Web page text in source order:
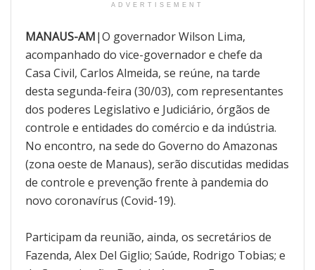
ADVERTISEMENT
MANAUS-AM|O governador Wilson Lima,
acompanhado do vice-governador e chefe da
Casa Civil, Carlos Almeida, se reúne, na tarde
desta segunda-feira (30/03), com representantes
dos poderes Legislativo e Judiciário, órgãos de
controle e entidades do comércio e da indústria.
No encontro, na sede do Governo do Amazonas
(zona oeste de Manaus), serão discutidas medidas
de controle e prevenção frente à pandemia do
novo coronavírus (Covid-19).
Participam da reunião, ainda, os secretários de
Fazenda, Alex Del Giglio; Saúde, Rodrigo Tobias; e